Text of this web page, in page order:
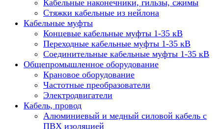
Кабельные наконечники, гильзы, сжимы
Стяжки кабельные из нейлона
Кабельные муфты
Концевые кабельные муфты 1-35 кВ
Переходные кабельные муфты 1-35 кВ
Соединительные кабельные муфты 1-35 кВ
Общепромышленное оборудование
Крановое оборудование
Частотные преобразователи
Электродвигатели
Кабель, провод
Алюминиевый и медный силовой кабель с
ПВХ изоляцией